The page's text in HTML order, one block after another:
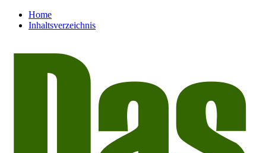
Home
Inhaltsverzeichnis